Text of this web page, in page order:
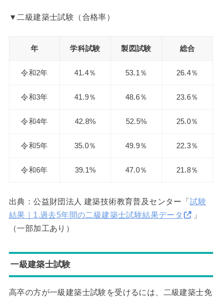
▼二級建築士試験（合格率）
年 学科試験 製図試験 総合
令和2年 41.4％ 53.1％ 26.4％
令和3年 41.9％ 48.6％ 23.6％
令和4年 42.8% 52.5% 25.0％
令和5年 35.0％ 49.9％ 22.3％
令和6年 39.1% 47.0％ 21.8％
出典：公益財団法人 建築技術教育普及センター「試験
結果｜1.過去5年間の二級建築士試験結果データ
」
（一部加工あり）
一級建築士試験
高卒の方が一級建築士試験を受けるには、二級建築士免